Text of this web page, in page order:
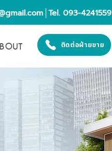
│Tel. 093-4241559
ติดต่อฝ่ายขาย